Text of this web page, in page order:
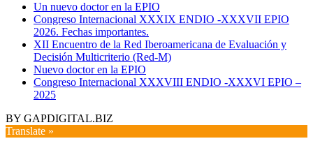
Un nuevo doctor en la EPIO
Congreso Internacional XXXIX ENDIO -XXXVII EPIO
2026. Fechas importantes.
XII Encuentro de la Red Iberoamericana de Evaluación y
Decisión Multicriterio (Red-M)
Nuevo doctor en la EPIO
Congreso Internacional XXXVIII ENDIO -XXXVI EPIO –
2025
BY GAPDIGITAL.BIZ
Translate »